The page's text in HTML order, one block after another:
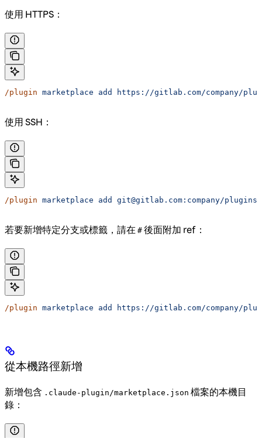
使用 HTTPS：
/plugin marketplace add https://gitlab.com/company/
使用 SSH：
/plugin marketplace add git@gitlab.com:company/
若要新增特定分支或標籤，請在 # 後面附加 ref：
/plugin marketplace add https://gitlab.com/company/
從本機路徑新增
新增包含 .claude-plugin/marketplace.json 檔案的本機目
錄：